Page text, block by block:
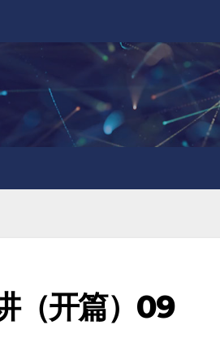
（开篇）09